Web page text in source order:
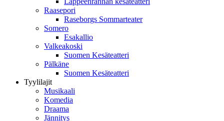
Raasepori
Raseborgs Sommarteater
Somero
Esakallio
Valkeakoski
Suomen Kesäteatteri
Pälkäne
Suomen Kesäteatteri
Tyylilajit
Musikaali
Komedia
Draama
Jännitys